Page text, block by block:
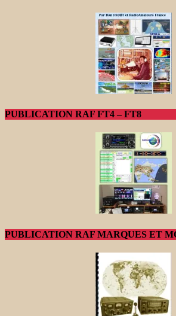
PUBLICATION RAF FT4 – FT8
PUBLICATION RAF MARQUES ET